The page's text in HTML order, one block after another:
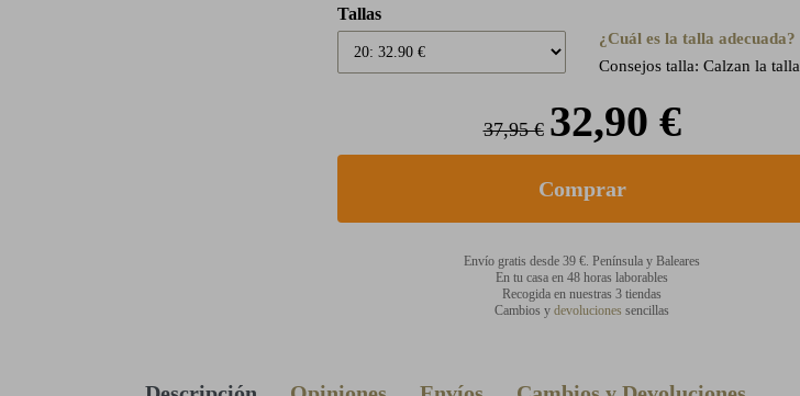
Tallas
¿Cuál es la talla adecuada?
Consejos talla: Calzan la talla
37,95 € 32,90 €
Envío gratis desde 39 €. Península y Baleares
En tu casa en 48 horas laborables
Recogida en nuestras 3 tiendas
Cambios y devoluciones sencillas